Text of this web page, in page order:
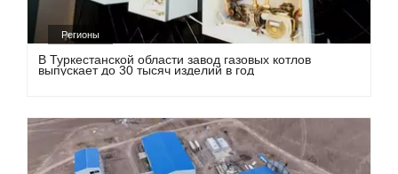
Регионы
В Туркестанской области завод газовых котлов
выпускает до 30 тысяч изделий в год